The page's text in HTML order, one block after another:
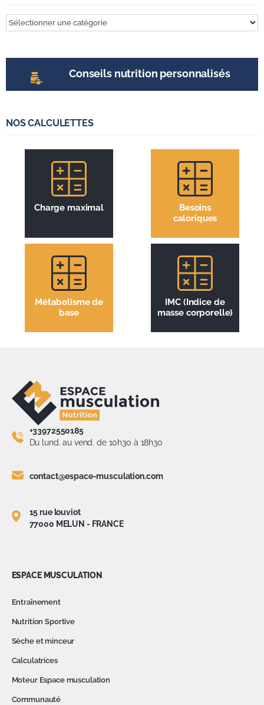
Tout
sur
Conseils nutrition personnalisés
NOS CALCULETTES
Charge maximal
Besoins
caloriques
Métabolisme de
base
IMC (Indice de
masse corporelle)
+33972550185
Du lund. au vend. de 10h30 à 18h30
contact@espace-musculation.com
15 rue louviot
77000 MELUN - FRANCE
ESPACE MUSCULATION
Entraînement
Nutrition Sportive
Sèche et minceur
Calculatrices
Moteur Espace musculation
Communauté